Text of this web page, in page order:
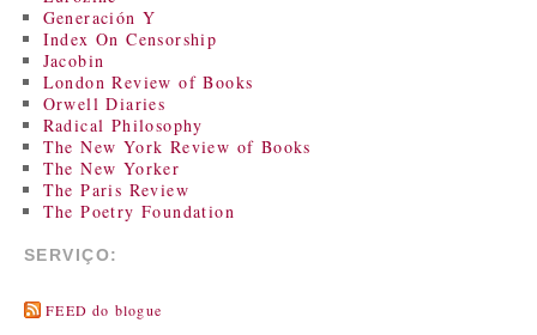
Generación Y
Index On Censorship
Jacobin
London Review of Books
Orwell Diaries
Radical Philosophy
The New York Review of Books
The New Yorker
The Paris Review
The Poetry Foundation
SERVIÇO:
FEED do blogue